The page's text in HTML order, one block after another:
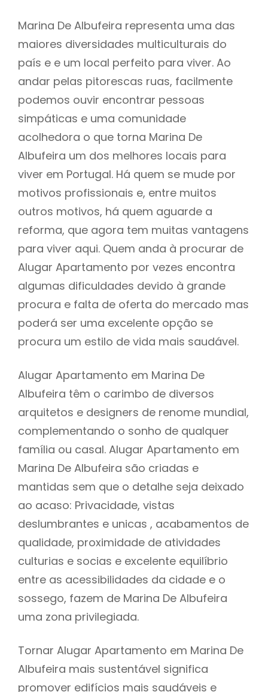
Marina De Albufeira representa uma das
maiores diversidades multiculturais do
país e e um local perfeito para viver. Ao
andar pelas pitorescas ruas, facilmente
podemos ouvir encontrar pessoas
simpáticas e uma comunidade
acolhedora o que torna Marina De
Albufeira um dos melhores locais para
viver em Portugal. Há quem se mude por
motivos profissionais e, entre muitos
outros motivos, há quem aguarde a
reforma, que agora tem muitas vantagens
para viver aqui. Quem anda à procurar de
Alugar Apartamento por vezes encontra
algumas dificuldades devido à grande
procura e falta de oferta do mercado mas
poderá ser uma excelente opção se
procura um estilo de vida mais saudável.
Alugar Apartamento em Marina De
Albufeira têm o carimbo de diversos
arquitetos e designers de renome mundial,
complementando o sonho de qualquer
família ou casal. Alugar Apartamento em
Marina De Albufeira são criadas e
mantidas sem que o detalhe seja deixado
ao acaso: Privacidade, vistas
deslumbrantes e unicas , acabamentos de
qualidade, proximidade de atividades
culturias e socias e excelente equilíbrio
entre as acessibilidades da cidade e o
sossego, fazem de Marina De Albufeira
uma zona privilegiada.
Tornar Alugar Apartamento em Marina De
Albufeira mais sustentável significa
promover edifícios mais saudáveis e